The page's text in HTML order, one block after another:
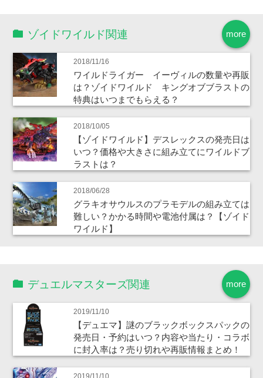
more
ゾイドワイルド関連
2018/11/16
ワイルドライガー イーヴィルの数量や再販
は？ゾイドワイルド キングオブブラストの
特典はいつまでもらえる？
2018/10/05
【ゾイドワイルド】デスレックスの発売日は
いつ？価格や大きさに組み立てにワイルドブ
ラストは？
2018/06/28
グラキオサウルスのプラモデルの組み立ては
難しい？かかる時間や電池付属は？【ゾイド
ワイルド】
more
デュエルマスターズ関連
2019/11/10
【デュエマ】謎のブラックボックスパックの
発売日・予約はいつ？内容や当たり・コラボ
に封入率は？売り切れや再販情報まとめ！
2019/11/10